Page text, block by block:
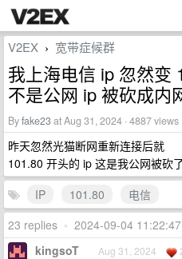
V2EX › 宽带症候群
我上海电信 ip 忽然变
不是公网 ip 被砍成内
Byfake23at Aug 31, 2024 · 4887 views
昨天忽然光猫断网重新连接后就
101.80 开头的 ip 这是我公网被砍了
IP
101.80
电信
23 replies • 2024-09-04
kingsoT Aug 31, 2024